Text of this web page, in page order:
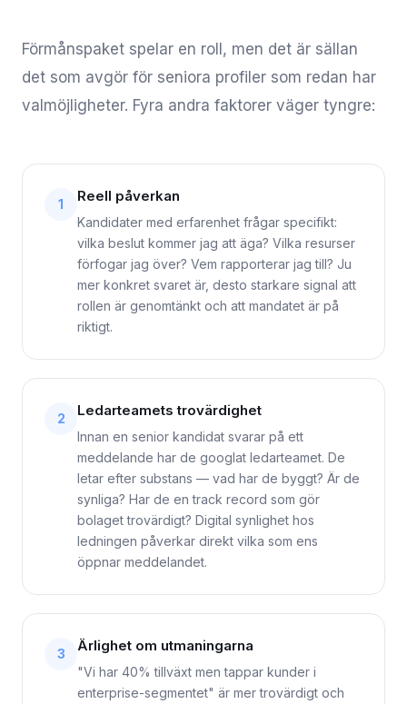
Förmånspaket spelar en roll, men det är sällan
det som avgör för seniora profiler som redan har
valmöjligheter. Fyra andra faktorer väger tyngre:
1 Reell påverkan
Kandidater med erfarenhet frågar specifikt:
vilka beslut kommer jag att äga? Vilka resurser
förfogar jag över? Vem rapporterar jag till? Ju
mer konkret svaret är, desto starkare signal att
rollen är genomtänkt och att mandatet är på
riktigt.
2 Ledarteamets trovärdighet
Innan en senior kandidat svarar på ett
meddelande har de googlat ledarteamet. De
letar efter substans — vad har de byggt? Är de
synliga? Har de en track record som gör
bolaget trovärdigt? Digital synlighet hos
ledningen påverkar direkt vilka som ens
öppnar meddelandet.
3 Ärlighet om utmaningarna
"Vi har 40% tillväxt men tappar kunder i
enterprise-segmentet" är mer trovärdigt och